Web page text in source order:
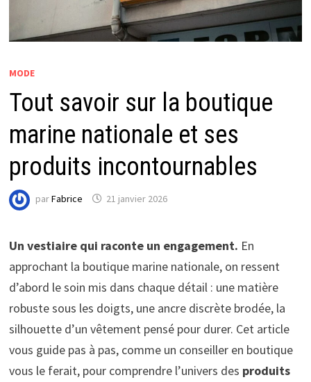
MODE
Tout savoir sur la boutique
marine nationale et ses
produits incontournables
parFabrice 21 janvier 2026
Un vestiaire qui raconte un engagement. En
approchant la boutique marine nationale, on ressent
d’abord le soin mis dans chaque détail : une matière
robuste sous les doigts, une ancre discrète brodée, la
silhouette d’un vêtement pensé pour durer. Cet article
vous guide pas à pas, comme un conseiller en boutique
vous le ferait, pour comprendre l’univers des produits